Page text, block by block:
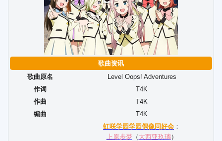
歌曲资讯
歌曲原名
Level Oops! Adventures
作词
T4K
作曲
T4K
编曲
T4K
虹咲学园学园偶像同好会 ：
上原步梦（ 大西亚玖璃）